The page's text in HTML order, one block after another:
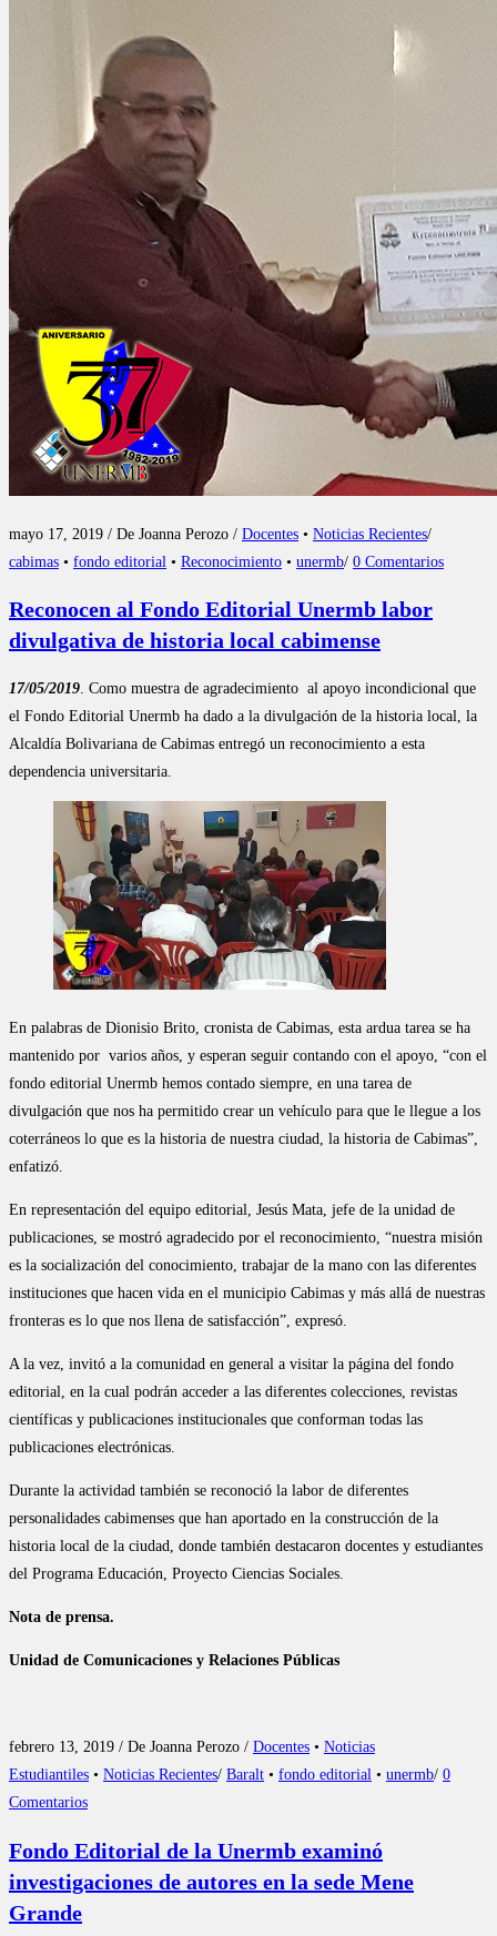
mayo 17, 2019 / De Joanna Perozo / Docentes • Noticias Recientes/
cabimas • fondo editorial • Reconocimiento • unermb/ 0 Comentarios
Reconocen al Fondo Editorial Unermb labor
divulgativa de historia local cabimense
17/05/2019 . Como muestra de agradecimiento al apoyo incondicional que
el Fondo Editorial Unermb ha dado a la divulgación de la historia local, la
Alcaldía Bolivariana de Cabimas entregó un reconocimiento a esta
dependencia universitaria.
En palabras de Dionisio Brito, cronista de Cabimas, esta ardua tarea se ha
mantenido por varios años, y esperan seguir contando con el apoyo, “con el
fondo editorial Unermb hemos contado siempre, en una tarea de
divulgación que nos ha permitido crear un vehículo para que le llegue a los
coterráneos lo que es la historia de nuestra ciudad, la historia de Cabimas”,
enfatizó.
En representación del equipo editorial, Jesús Mata, jefe de la unidad de
publicaciones, se mostró agradecido por el reconocimiento, “nuestra misión
es la socialización del conocimiento, trabajar de la mano con las diferentes
instituciones que hacen vida en el municipio Cabimas y más allá de nuestras
fronteras es lo que nos llena de satisfacción”, expresó.
A la vez, invitó a la comunidad en general a visitar la página del fondo
editorial, en la cual podrán acceder a las diferentes colecciones, revistas
científicas y publicaciones institucionales que conforman todas las
publicaciones electrónicas.
Durante la actividad también se reconoció la labor de diferentes
personalidades cabimenses que han aportado en la construcción de la
historia local de la ciudad, donde también destacaron docentes y estudiantes
del Programa Educación, Proyecto Ciencias Sociales.
Nota de prensa.
Unidad de Comunicaciones y Relaciones Públicas
febrero 13, 2019 / De Joanna Perozo / Docentes • Noticias
Estudiantiles • Noticias Recientes/ Baralt • fondo editorial • unermb/ 0
Comentarios
Fondo Editorial de la Unermb examinó
investigaciones de autores en la sede Mene
Grande